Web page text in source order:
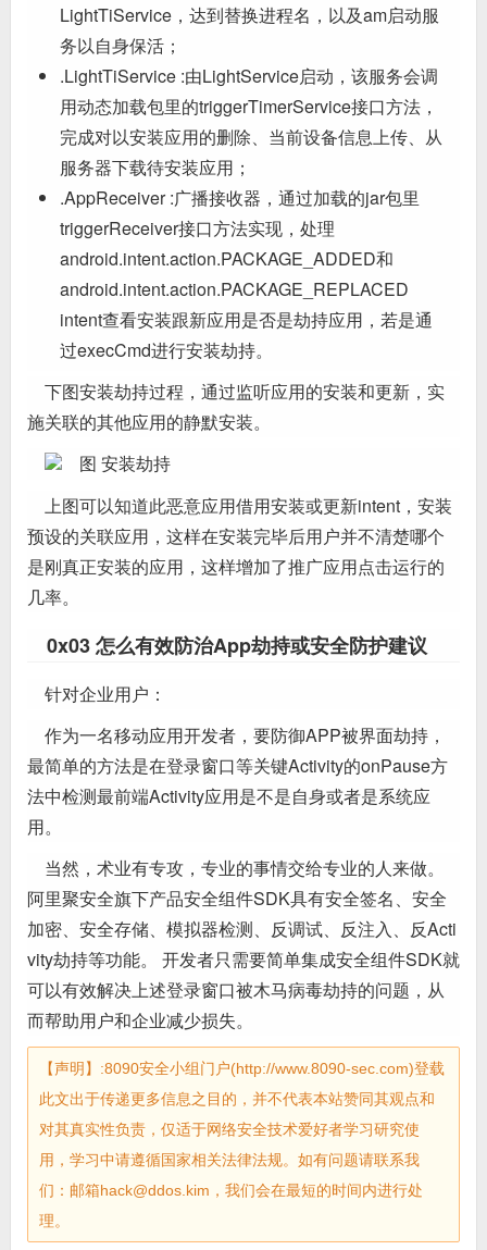
LightTiService，达到替换进程名，以及am启动服
务以自身保活；
.LightTiService :由LightService启动，该服务会调
用动态加载包里的triggerTimerService接口方法，
完成对以安装应用的删除、当前设备信息上传、从
服务器下载待安装应用；
.AppReceiver :广播接收器，通过加载的jar包里
triggerReceiver接口方法实现，处理
android.intent.action.PACKAGE_ADDED和
android.intent.action.PACKAGE_REPLACED
intent查看安装跟新应用是否是劫持应用，若是通
过execCmd进行安装劫持。
下图安装劫持过程，通过监听应用的安装和更新，实
施关联的其他应用的静默安装。
图 安装劫持
上图可以知道此恶意应用借用安装或更新intent，安装
预设的关联应用，这样在安装完毕后用户并不清楚哪个
是刚真正安装的应用，这样增加了推广应用点击运行的
几率。
0x03 怎么有效防治App劫持或安全防护建议
针对企业用户：
作为一名移动应用开发者，要防御APP被界面劫持，
最简单的方法是在登录窗口等关键Activity的onPause方
法中检测最前端Activity应用是不是自身或者是系统应
用。
当然，术业有专攻，专业的事情交给专业的人来做。
阿里聚安全旗下产品安全组件SDK具有安全签名、安全
加密、安全存储、模拟器检测、反调试、反注入、反Acti
vity劫持等功能。 开发者只需要简单集成安全组件SDK就
可以有效解决上述登录窗口被木马病毒劫持的问题，从
而帮助用户和企业减少损失。
【声明】:8090安全小组门户(http://www.8090-sec.com)登载
此文出于传递更多信息之目的，并不代表本站赞同其观点和
对其真实性负责，仅适于网络安全技术爱好者学习研究使
用，学习中请遵循国家相关法律法规。如有问题请联系我
们：邮箱hack@ddos.kim，我们会在最短的时间内进行处
理。